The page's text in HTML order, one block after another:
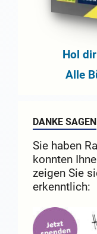
Hol
Alle
DANKE SAGEN
Sie haben
konnten
zeigen Sie
erkenntlich: